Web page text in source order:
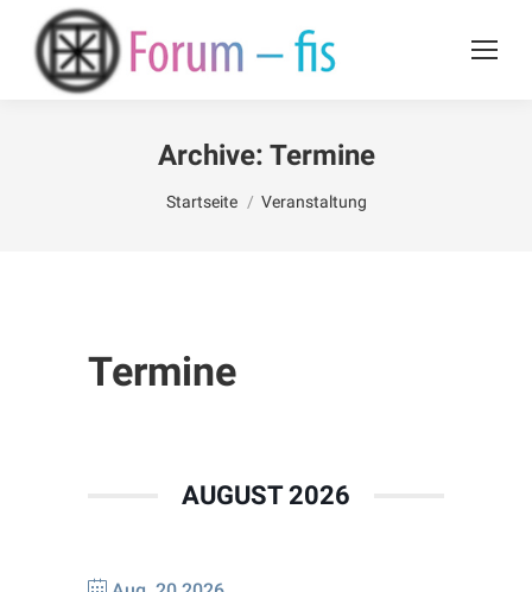
Archive: Termine
Du bist hier:
Startseite Veranstaltung
Termine
AUGUST 2026